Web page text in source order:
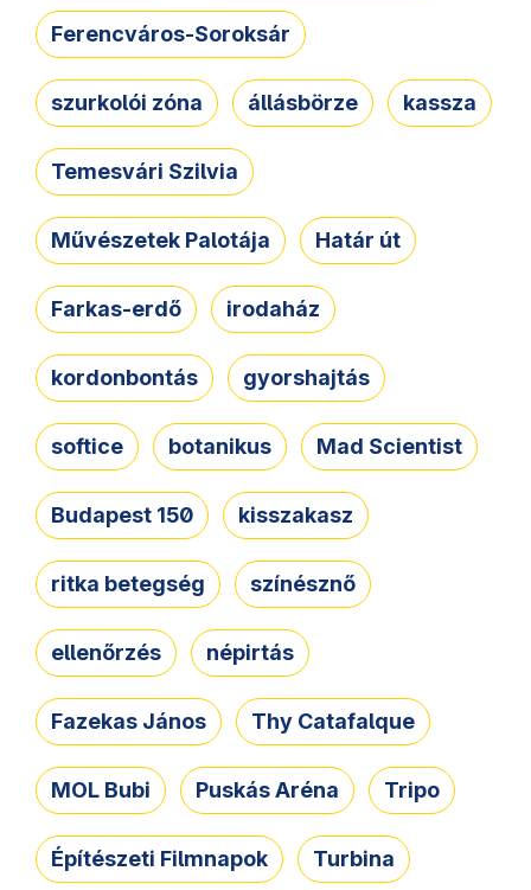
Ferencváros-Soroksár
szurkolói zóna állásbörze kassza
Temesvári Szilvia
Művészetek Palotája Határ út
Farkas-erdő irodaház
kordonbontás gyorshajtás
softice botanikus Mad Scientist
Budapest 150 kisszakasz
ritka betegség színésznő
ellenőrzés népirtás
Fazekas János Thy Catafalque
MOL Bubi Puskás Aréna Tripo
Építészeti Filmnapok Turbina